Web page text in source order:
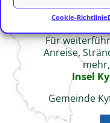
Cookie-Richtlinie
Für
Anreise,
Insel
Gemeinde